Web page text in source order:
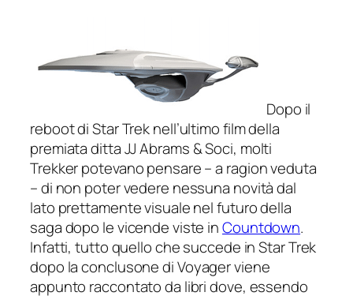
Dopo il
reboot diStar Treknell’ultimo film della
premiata dittaJJ Abrams & Soci, molti
Trekker potevano pensare – a ragion veduta
– di non poter vedere nessuna novità dal
lato prettamente visuale nel futuro della
saga dopo le vicende viste inCountdown.
Infatti, tutto quello che succede in Star Trek
dopo la conclusone diVoyagerviene
appunto raccontato da libri dove, essendo